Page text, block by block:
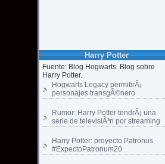
Harry Potter
Fuente: Blog Hogwarts. Blog sobre
Harry Potter.
Hogwarts Legacy permitirÃ¡
personajes transgÃ©nero
Rumor: Harry Potter tendrÃ¡ una
serie de televisiÃ³n por streaming
Harry Potter: proyecto Patronus
#ExpectoPatronum20